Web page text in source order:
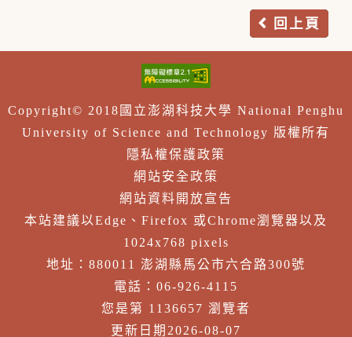
回上頁
Copyright© 2018國立澎湖科技大學 National Penghu
University of Science and Technology 版權所有
隱私權保護政策
網站安全政策
網站資料開放宣告
本站建議以Edge、Firefox 或Chrome瀏覽器以及
1024x768 pixels
地址：880011 澎湖縣馬公市六合路300號
電話：06-926-4115
您是第 1136657 瀏覽者
更新日期2026-08-07